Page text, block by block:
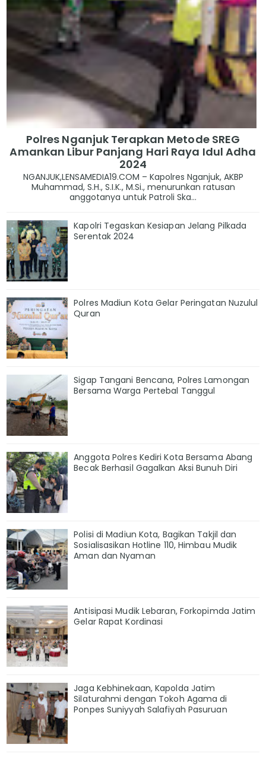
Polres Nganjuk Terapkan Metode SREG
Amankan Libur Panjang Hari Raya Idul Adha
2024
NGANJUK,LENSAMEDIA19.COM – Kapolres Nganjuk, AKBP
Muhammad, S.H., S.I.K., M.Si., menurunkan ratusan
anggotanya untuk Patroli Ska...
Kapolri Tegaskan Kesiapan Jelang Pilkada
Serentak 2024
Polres Madiun Kota Gelar Peringatan Nuzulul
Quran
Sigap Tangani Bencana, Polres Lamongan
Bersama Warga Pertebal Tanggul
Anggota Polres Kediri Kota Bersama Abang
Becak Berhasil Gagalkan Aksi Bunuh Diri
Polisi di Madiun Kota, Bagikan Takjil dan
Sosialisasikan Hotline 110, Himbau Mudik
Aman dan Nyaman
Antisipasi Mudik Lebaran, Forkopimda Jatim
Gelar Rapat Kordinasi
Jaga Kebhinekaan, Kapolda Jatim
Silaturahmi dengan Tokoh Agama di
Ponpes Suniyyah Salafiyah Pasuruan